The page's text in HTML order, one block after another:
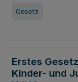
Gesetz
Erstes
Kinder- und